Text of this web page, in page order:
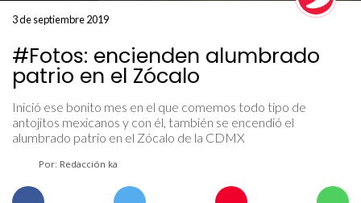
3 de septiembre 2019
#Fotos: encienden alumbrado
patrio en el Zócalo
Inició ese bonito mes en el que comemos todo tipo de
antojitos mexicanos y con él, también se encendió el
alumbrado patrio en el Zócalo de la CDMX
Por: Redacción ka